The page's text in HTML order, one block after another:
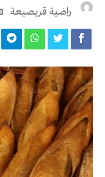
راضية قريصيعة